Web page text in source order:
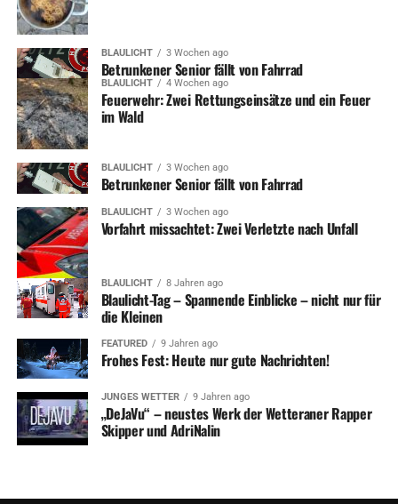
BLAULICHT 3 Wochen ago
Betrunkener Senior fällt von Fahrrad
BLAULICHT 4 Wochen ago
Feuerwehr: Zwei Rettungseinsätze und ein Feuer
im Wald
BLAULICHT 3 Wochen ago
Betrunkener Senior fällt von Fahrrad
BLAULICHT 3 Wochen ago
Vorfahrt missachtet: Zwei Verletzte nach Unfall
BLAULICHT 8 Jahren ago
Blaulicht-Tag – Spannende Einblicke – nicht nur für
die Kleinen
FEATURED 9 Jahren ago
Frohes Fest: Heute nur gute Nachrichten!
JUNGES WETTER 9 Jahren ago
„DeJaVu“ – neustes Werk der Wetteraner Rapper
Skipper und AdriNalin